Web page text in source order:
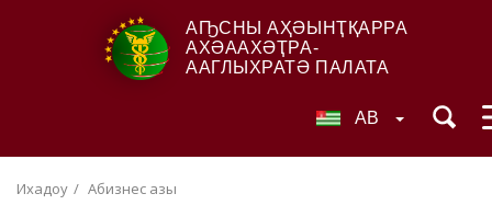
АҦСНЫ АҲӘЫНҬҚАРРА
АХӘААХӘҬРА-
ААГЛЫХРАТӘ ПАЛАТА
AB
Ихадоу Абизнес азы